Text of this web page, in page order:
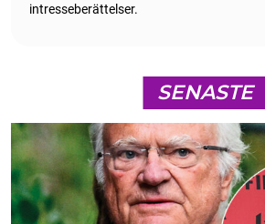
intresseberättelser.
SENASTE